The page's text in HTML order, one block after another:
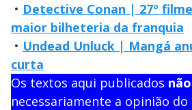
• Detective Conan | 27º
maior bilheteria da franquia
• Undead Unluck | Mangá
curta
Os textos aqui publicados
necessariamente a opinião do